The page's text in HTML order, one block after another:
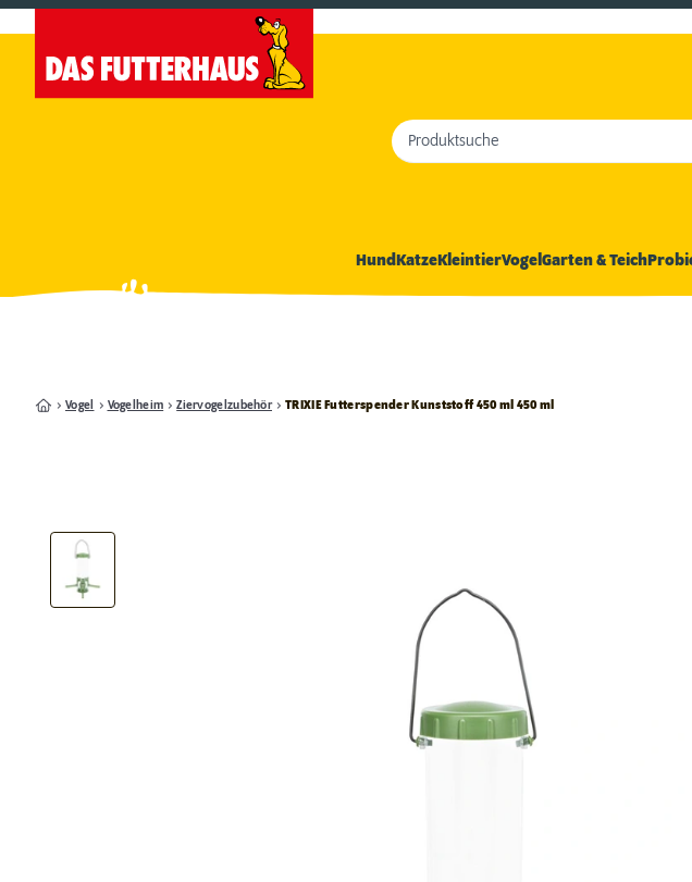
Produktsuche
HundKatzeKleintierVogel Garten & Teich
Vogel Vogelheim Ziervogelzubehör TRIXIE Futterspender Kunststoff 450 ml 450 ml